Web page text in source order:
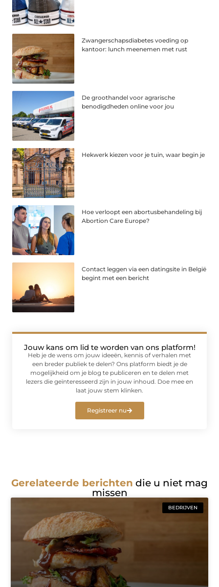
Zwangerschapsdiabetes voeding op
kantoor: lunch meenemen met rust
De groothandel voor agrarische
benodigdheden online voor jou
Hekwerk kiezen voor je tuin, waar begin je
Hoe verloopt een abortusbehandeling bij
Abortion Care Europe?
Contact leggen via een datingsite in België
begint met een bericht
Jouw kans om lid te worden van ons platform!
Heb je de wens om jouw ideeën, kennis of verhalen met
een breder publiek te delen? Ons platform biedt je de
mogelijkheid om je blog te publiceren en te delen met
lezers die geïnteresseerd zijn in jouw inhoud. Doe mee en
laat jouw stem klinken.
Registreer nu
Gerelateerde berichten die u niet mag
missen
BEDRIJVEN